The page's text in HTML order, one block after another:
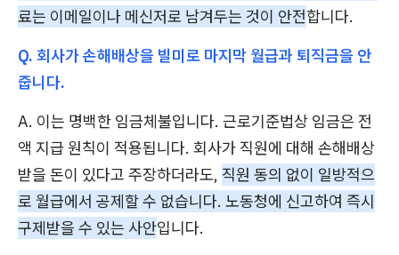
료는 이메일이나 메신저로 남겨두는 것이 안전합니다.
Q. 회사가 손해배상을 빌미로 마지막 월급과 퇴직금을 안
줍니다.
A. 이는 명백한 임금체불입니다. 근로기준법상 임금은 전
액 지급 원칙이 적용됩니다. 회사가 직원에 대해 손해배상
받을 돈이 있다고 주장하더라도, 직원 동의 없이 일방적으
로 월급에서 공제할 수 없습니다. 노동청에 신고하여 즉시
구제받을 수 있는 사안입니다.